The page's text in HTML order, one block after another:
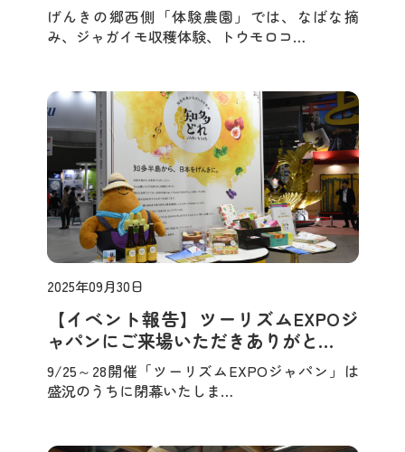
げんきの郷西側「体験農園」では、なばな摘
み、ジャガイモ収穫体験、トウモロコ…
2025年09月30日
【イベント報告】ツーリズムEXPOジ
ャパンにご来場いただきありがと…
9/25～28開催「ツーリズムEXPOジャパン」は
盛況のうちに閉幕いたしま…